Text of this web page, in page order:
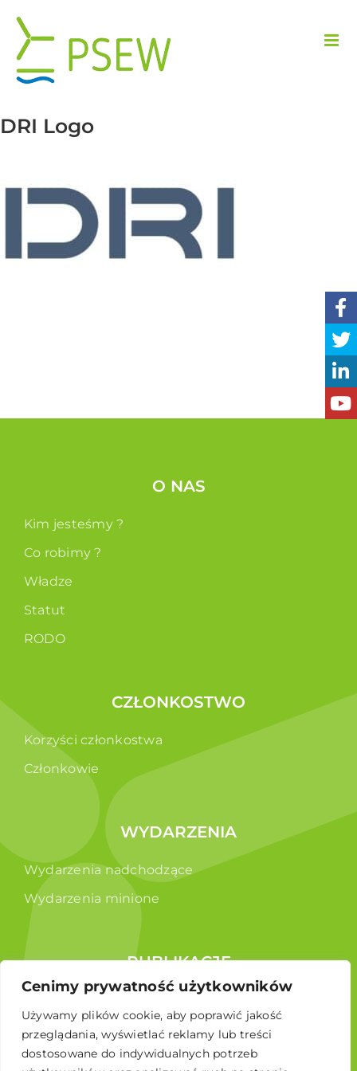
Cenimy prywatność użytkowników
Używamy plików cookie, aby poprawić jakość
przeglądania, wyświetlać reklamy lub treści
dostosowane do indywidualnych potrzeb
zawartości
DRI Logo
O NAS
Kim jesteśmy ?
Co robimy ?
Władze
Statut
RODO
CZŁONKOSTWO
Korzyści członkostwa
Członkowie
WYDARZENIA
Wydarzenia nadchodzące
Wydarzenia minione
PUBLIKACJE
Raporty
Broszura edukacyjna